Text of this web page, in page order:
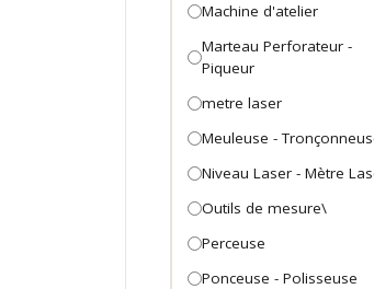
Machine d'atelier
Marteau Perforateur -
Piqueur
metre laser
Meuleuse -
Niveau Laser - Mètre
Outils de mesure\
Perceuse
Ponceuse - Polisseuse